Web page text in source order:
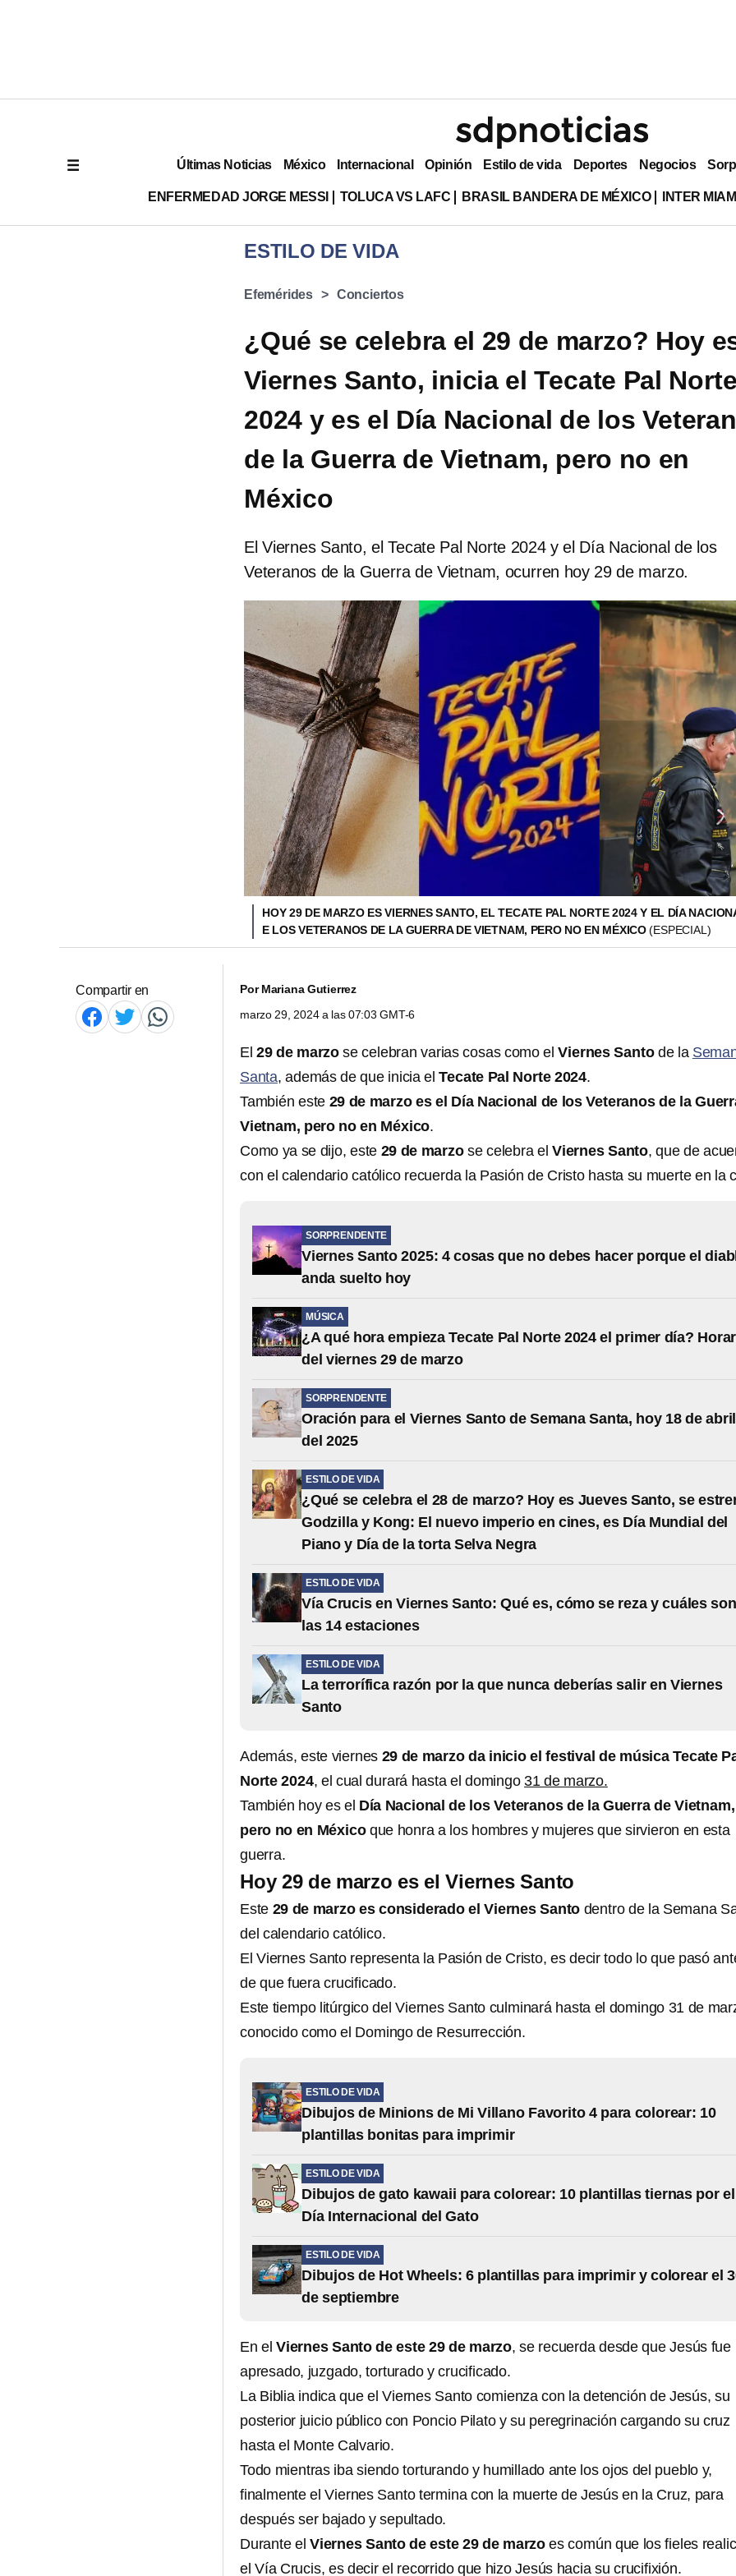
Últimas Noticias México Internacional Opinión Estilo de vida Deportes Negocios
ENFERMEDAD JORGE MESSI TOLUCA VS LAFC BRASIL BANDERA DE MÉXICO INTER
ESTILO DE VIDA
Efemérides Conciertos
¿Qué se celebra el 29 de marzo? Hoy
Viernes Santo, inicia el Tecate Pal Norte
2024 y es el Día Nacional de los
de la Guerra de Vietnam, pero no en
México
El Viernes Santo, el Tecate Pal Norte 2024 y el Día Nacional de los
Veteranos de la Guerra de Vietnam, ocurren hoy 29 de marzo.
HOY 29 DE MARZO ES VIERNES SANTO, EL TECATE PAL NORTE 2024 Y EL DÍA
E LOS VETERANOS DE LA GUERRA DE VIETNAM, PERO NO EN MÉXICO(ESPECIAL)
Compartir en PorMariana Gutierrez
marzo 29, 2024 a las 07:03 GMT-6
El 29 de marzo se celebran varias cosas como el Viernes Santo de la
Santa, además de que inicia elTecate Pal Norte 2024.
También este 29 de marzo es el Día Nacional de los Veteranos de la
Vietnam, pero no en México.
Como ya se dijo, este 29 de marzose celebra elViernes Santo, que de
con el calendario católico recuerda la Pasión de Cristo hasta su muerte en la
SORPRENDENTE
Viernes Santo 2025: 4 cosas que no debes hacer porque el
anda suelto hoy
MÚSICA
¿A qué hora empieza Tecate Pal Norte 2024 el primer día?
del viernes 29 de marzo
SORPRENDENTE
Oración para el Viernes Santo de Semana Santa, hoy 18 de abril
del 2025
ESTILO DE VIDA
¿Qué se celebra el 28 de marzo? Hoy es Jueves Santo, se
Godzilla y Kong: El nuevo imperio en cines, es Día Mundial del
Piano y Día de la torta Selva Negra
ESTILO DE VIDA
Vía Crucis en Viernes Santo: Qué es, cómo se reza y cuáles son
las 14 estaciones
ESTILO DE VIDA
La terrorífica razón por la que nunca deberías salir en Viernes
Santo
Además, este viernes 29 de marzo da inicio el festival de música Tecate
Norte 2024, el cual durará hasta el domingo 31 de marzo.
También hoy es el Día Nacional de los Veteranos de la Guerra de Vietnam,
pero no en México que honra a los hombres y mujeres que sirvieron en esta
guerra.
Hoy 29 de marzo es el Viernes Santo
Este 29 de marzo es considerado el Viernes Santo dentro de la Semana
del calendario católico.
El Viernes Santo representa la Pasión de Cristo, es decir todo lo que pasó
de que fuera crucificado.
Este tiempo litúrgico del Viernes Santo culminará hasta el domingo 31 de
conocido como el Domingo de Resurrección.
ESTILO DE VIDA
Dibujos de Minions de Mi Villano Favorito 4 para colorear: 10
plantillas bonitas para imprimir
ESTILO DE VIDA
Dibujos de gato kawaii para colorear: 10 plantillas tiernas por el
Día Internacional del Gato
ESTILO DE VIDA
Dibujos de Hot Wheels: 6 plantillas para imprimir y colorear el
de septiembre
En el Viernes Santo de este 29 de marzo, se recuerda desde que Jesús fue
apresado, juzgado, torturado y crucificado.
La Biblia indica que el Viernes Santo comienza con la detención de Jesús, su
posterior juicio público con Poncio Pilato y su peregrinación cargando su cruz
hasta el Monte Calvario.
Todo mientras iba siendo torturando y humillado ante los ojos del pueblo y,
finalmente el Viernes Santo termina con la muerte de Jesús en la Cruz, para
después ser bajado y sepultado.
Durante el Viernes Santo de este 29 de marzo es común que los fieles
el Vía Crucis, es decir el recorrido que hizo Jesús hacia su crucifixión.